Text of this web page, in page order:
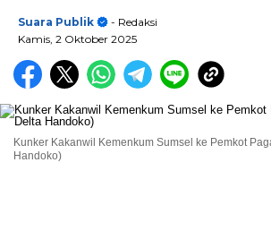
Suara Publik
- Redaksi
Kamis, 2 Oktober 2025
Kunker Kakanwil Kemenkum Sumsel ke Pemkot
Handoko)